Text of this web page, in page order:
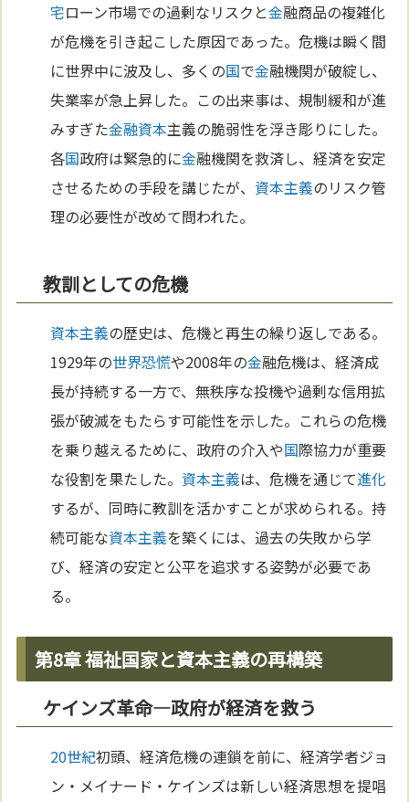
宅ローン市場での過剰なリスクと金融商品の複雑化
が危機を引き起こした原因であった。危機は瞬く間
に世界中に波及し、多くの国で金融機関が破綻し、
失業率が急上昇した。この出来事は、規制緩和が進
みすぎた金融資本主義の脆弱性を浮き彫りにした。
各国政府は緊急的に金融機関を救済し、経済を安定
させるための手段を講じたが、 資本主義のリスク管
理の必要性が改めて問われた。
教訓としての危機
資本主義の歴史は、危機と再生の繰り返しである。
1929年の世界恐慌や2008年の金融危機は、経済成
長が持続する一方で、無秩序な投機や過剰な信用拡
張が破滅をもたらす可能性を示した。これらの危機
を乗り越えるために、政府の介入や国際協力が重要
な役割を果たした。 資本主義は、危機を通じて進化
するが、同時に教訓を活かすことが求められる。持
続可能な資本主義を築くには、過去の失敗から学
び、経済の安定と公平を追求する姿勢が必要であ
る。
第8章 福祉国家と資本主義の再構築
ケインズ革命—政府が経済を救う
20世紀初頭、経済危機の連鎖を前に、経済学者ジョ
ン・メイナード・ケインズは新しい経済思想を提唱